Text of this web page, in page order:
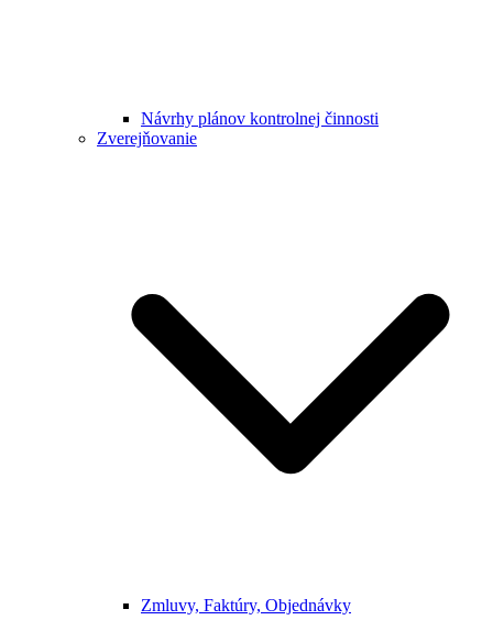
Návrhy plánov kontrolnej činnosti
Zverejňovanie
Zmluvy, Faktúry, Objednávky